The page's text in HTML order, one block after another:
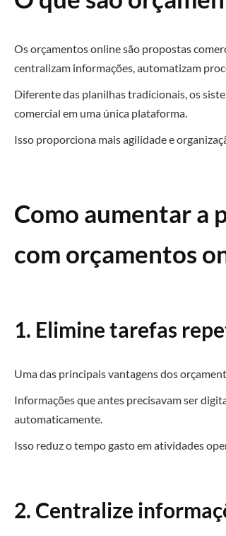
Os orçamentos online são propostas
centralizam informações, automatizam
Diferente das planilhas tradicionais, os
comercial em uma única plataforma.
Isso proporciona mais agilidade e
Como aumentar a
com orçamentos
1. Elimine tarefas
Uma das principais vantagens dos
Informações que antes precisavam ser
automaticamente.
Isso reduz o tempo gasto em atividades
2. Centralize